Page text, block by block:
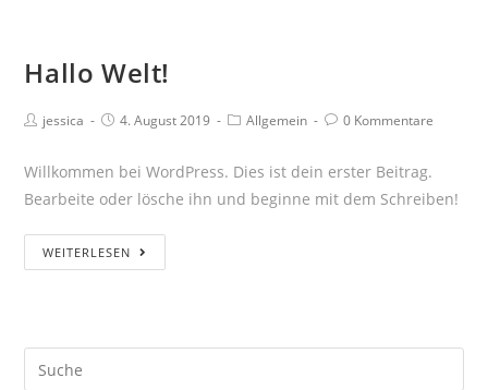
springen
Hallo Welt!
Beitrags-
jessica
Beitrag
4. August 2019
Beitrags-
Allgemein
Beitrags-
0 Kommentare
Willkommen bei WordPress. Dies ist dein erster Beitrag.
Bearbeite oder lösche ihn und beginne mit dem Schreiben!
WEITERLESEN
Welt!